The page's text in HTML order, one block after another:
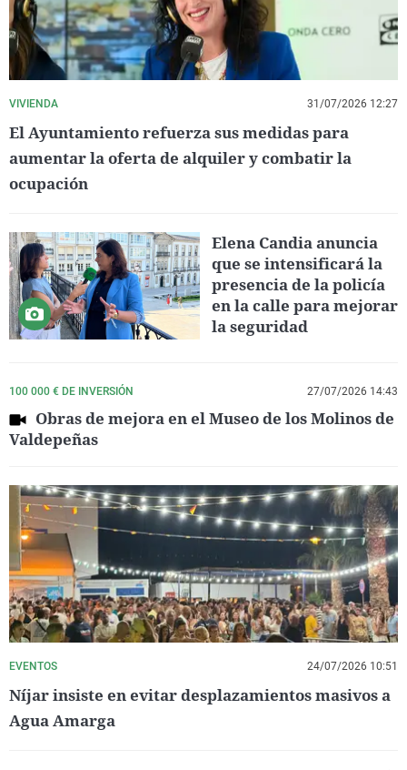
VIVIENDA 31/07/2026 12:27
El Ayuntamiento refuerza sus medidas para
aumentar la oferta de alquiler y combatir la
ocupación
Elena Candia anuncia
que se intensificará la
presencia de la policía
en la calle para mejorar
la seguridad
100 000 € DE INVERSIÓN 27/07/2026 14:43
Obras de mejora en el Museo de los Molinos de
Valdepeñas
EVENTOS 24/07/2026 10:51
Níjar insiste en evitar desplazamientos masivos a
Agua Amarga